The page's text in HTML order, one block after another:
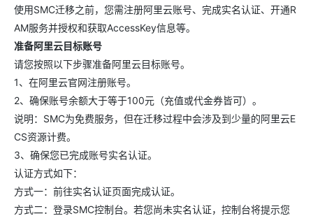
使用SMC迁移之前，您需注册阿里云账号、完成实名认证、开通R
AM服务并授权和获取AccessKey信息等。
准备阿里云目标账号
请您按照以下步骤准备阿里云目标账号。
1、在阿里云官网注册账号。
2、确保账号余额大于等于100元（充值或代金券皆可）。
说明：SMC为免费服务，但在迁移过程中会涉及到少量的阿里云E
CS资源计费。
3、确保您已完成账号实名认证。
认证方式如下：
方式一：前往实名认证页面完成认证。
方式二：登录SMC控制台。若您尚未实名认证，控制台将提示您